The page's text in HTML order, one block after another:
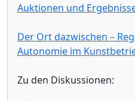
Auktionen und
Der Ort dazwischen –
Autonomie im
Zu den Diskussionen: